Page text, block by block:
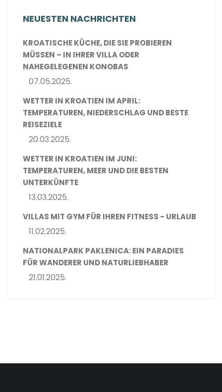
NEUESTEN NACHRICHTEN
KROATISCHE KÜCHE, DIE SIE PROBIEREN
MÜSSEN – IN IHRER VILLA ODER
NAHEGELEGENEN KONOBAS
07.05.2025.
WETTER IN KROATIEN IM APRIL:
TEMPERATUREN, NIEDERSCHLAG UND BESTE
REISEZIELE
20.03.2025.
WETTER IN KROATIEN IM JUNI:
TEMPERATUREN, MEER UND DIE BESTEN
UNTERKÜNFTE
13.03.2025.
VILLAS MIT GYM FÜR IHREN FITNESS - URLAUB
11.02.2025.
NATIONALPARK PAKLENICA: EIN PARADIES
FÜR WANDERER UND NATURLIEBHABER
21.01.2025.